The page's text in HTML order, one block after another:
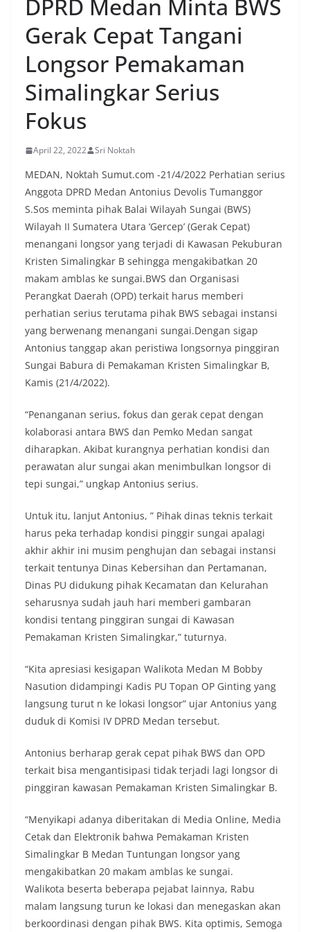
menyambut momentum HUT Kemerdekaan RI
masing-masing.‎Dalam dialog yang berlangsung
akrab, Bhabinkamtibmas menyapa warga,
menanyakan kondisi keamanan dan kenyamanan
lingkungan tempat tinggal, serta membuka ruang
komunikasi dua arah agar warga dapat
menyampaikan keluhan maupun informasi terkait
situasi kamtibmas di sekitar mereka.‎‎‎Salah satu
poin utama yang disampaikan dalam kegiatan
sambang ini adalah imbauan kepada warga untuk
memasang bendera Merah Putih secara penuh,
bukan setengah tiang, sebagai bentuk
penghormatan dan rasa cinta tanah air
menjelang perayaan HUT Kemerdekaan RI.
Petugas mengingatkan bahwa pemasangan
bendera dengan benar merupakan salah satu
wujud nyata partisipasi masyarakat dalam
memperingati hari bersejarah bangsa
Indonesia.‎‎”Kami mengimbau kepada seluruh
warga agar mulai mempersiapkan dan memasang
bendera Merah Putih di depan rumah masing-
masing secara penuh. Ini adalah bentuk
penghormatan kita bersama terhadap
perjuangan para pahlawan yang telah merebut
kemerdekaan,” ujar Aiptu Muliyadi Suraukur saat
berdialog dengan warga.‎‎Ia juga menambahkan
agar warga memperhatikan kondisi bendera yang
keadaan bersih, tidak sobek, dan layak untuk
dikibarkan sebagai simbol kehormatan
negara.‎‎‎Selain menyampaikan imbauan terkait
bendera, kegiatan sambang DDS ini juga
dimanfaatkan sebagai sarana deteksi dini (early
warning) guna mengantisipasi potensi gangguan
keamanan dan ketertiban masyarakat
Melalui interaksi langsung tersebut,
Bhabinkamtibmas dapat menghimpun informasi
awal terkait situasi sosial, potensi kerawanan,
maupun hal-hal yang dapat mengganggu
kondusivitas wilayah, khususnya menjelang
perayaan HUT Kemerdekaan RI yang biasanya
diwarnai dengan berbagai kegiatan dan
keramaian warga.‎‎Dengan adanya deteksi dini ini,
diharapkan potensi gangguan keamanan dapat
diantisipasi sejak awal sehingga situasi di
dan kondusif hingga puncak perayaan HUT
Kemerdekaan RI berlangsung.‎‎Wujud Kedekatan
Polri dengan Masyarakat‎Kegiatan sambang Door
to Door System ini merupakan salah satu bentuk
implementasi program Polri Presisi yang
personel Kepolisian dengan masyarakat. Melalui
kegiatan semacam ini, Bhabinkamtibmas tidak
hanya berperan sebagai penyampai informasi
secara bersama-sama.‎‎Kehadiran
Bhabinkamtibmas di tengah-tengah warga
diharapkan dapat semakin mempererat
hubungan kemitraan antara Polri dan
masyarakat, sekaligus membangun kesadaran
kolektif warga akan pentingnya menjaga
keamanan, ketertiban, dan kekompakan
lingkungan, khususnya dalam menyambut
DPRD Medan Minta BWS
Gerak Cepat Tangani
Longsor Pemakaman
Simalingkar Serius
Fokus
April 22, 2022 Sri Noktah
MEDAN, Noktah Sumut.com -21/4/2022 Perhatian serius
Anggota DPRD Medan Antonius Devolis Tumanggor
S.Sos meminta pihak Balai Wilayah Sungai (BWS)
Wilayah II Sumatera Utara ‘Gercep’ (Gerak Cepat)
menangani longsor yang terjadi di Kawasan Pekuburan
Kristen Simalingkar B sehingga mengakibatkan 20
makam amblas ke sungai.BWS dan Organisasi
Perangkat Daerah (OPD) terkait harus memberi
perhatian serius terutama pihak BWS sebagai instansi
yang berwenang menangani sungai.Dengan sigap
Antonius tanggap akan peristiwa longsornya pinggiran
Sungai Babura di Pemakaman Kristen Simalingkar B,
Kamis (21/4/2022).
“Penanganan serius, fokus dan gerak cepat dengan
kolaborasi antara BWS dan Pemko Medan sangat
diharapkan. Akibat kurangnya perhatian kondisi dan
perawatan alur sungai akan menimbulkan longsor di
tepi sungai,” ungkap Antonius serius.
Untuk itu, lanjut Antonius, ” Pihak dinas teknis terkait
harus peka terhadap kondisi pinggir sungai apalagi
akhir akhir ini musim penghujan dan sebagai instansi
terkait tentunya Dinas Kebersihan dan Pertamanan,
Dinas PU didukung pihak Kecamatan dan Kelurahan
seharusnya sudah jauh hari memberi gambaran
kondisi tentang pinggiran sungai di Kawasan
Pemakaman Kristen Simalingkar,” tuturnya.
“Kita apresiasi kesigapan Walikota Medan M Bobby
Nasution didampingi Kadis PU Topan OP Ginting yang
langsung turut n ke lokasi longsor” ujar Antonius yang
duduk di Komisi IV DPRD Medan tersebut.
Antonius berharap gerak cepat pihak BWS dan OPD
terkait bisa mengantisipasi tidak terjadi lagi longsor di
pinggiran kawasan Pemakaman Kristen Simalingkar B.
“Menyikapi adanya diberitakan di Media Online, Media
Cetak dan Elektronik bahwa Pemakaman Kristen
Simalingkar B Medan Tuntungan longsor yang
mengakibatkan 20 makam amblas ke sungai.
Walikota beserta beberapa pejabat lainnya, Rabu
malam langsung turun ke lokasi dan menegaskan akan
berkoordinasi dengan pihak BWS. Kita optimis, Semoga